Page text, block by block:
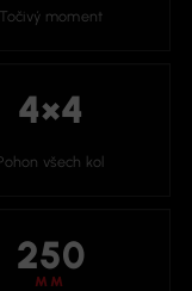
Točivý moment
4×4
všech kol
250
MM